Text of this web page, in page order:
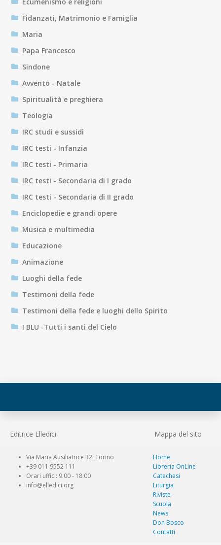
Fidanzati, Matrimonio e Famiglia
Maria
Papa Francesco
Sindone
Avvento - Natale
Spiritualità e preghiera
Teologia
IRC studi e sussidi
IRC testi - Infanzia
IRC testi - Primaria
IRC testi - Secondaria di I grado
IRC testi - Secondaria di II grado
Enciclopedie e grandi opere
Musica e multimedia
Educazione
Animazione
Luoghi della fede
Testimoni della fede
Testimoni della fede e luoghi dello Spirito
I BLU -Tutti i santi del Cielo
Editrice Elledici Mappa del sito
Via Maria Ausiliatrice 32, Torino
+39 011 9552 111
Orari uffici: 9.00 - 18:00
info@elledici.org
Home
Libreria OnLine
Catechesi
Liturgia
Riviste
Scuola
News
Don Bosco
Contatti